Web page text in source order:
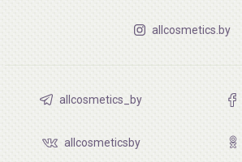
allcosmetics.by
allcosmetics_by
allcosmeticsby